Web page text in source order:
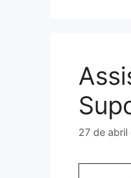
27 de abril